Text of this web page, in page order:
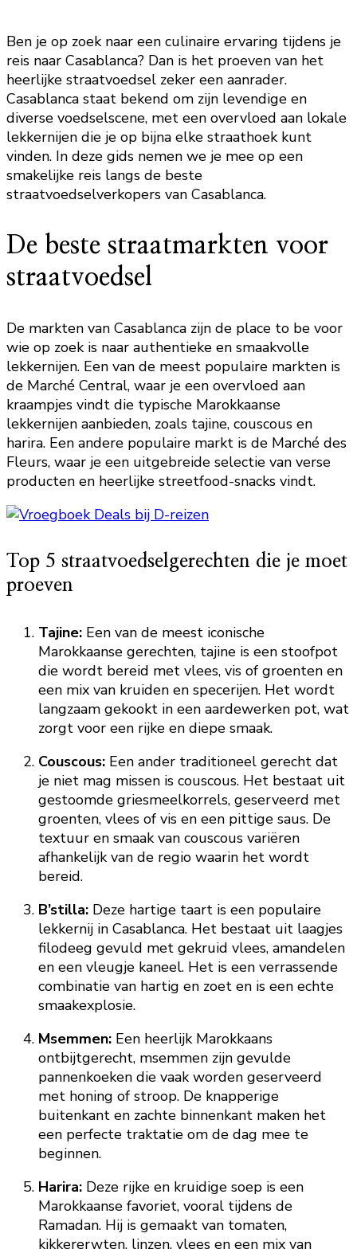
Ben je op zoek naar een culinaire ervaring tijdens je
reis naar Casablanca? Dan is het proeven van het
heerlijke straatvoedsel zeker een aanrader.
Casablanca staat bekend om zijn levendige en
diverse voedselscene, met een overvloed aan lokale
lekkernijen die je op bijna elke straathoek kunt
vinden. In deze gids nemen we je mee op een
smakelijke reis langs de beste
straatvoedselverkopers van Casablanca.
De beste straatmarkten voor
straatvoedsel
De markten van Casablanca zijn de place to be voor
wie op zoek is naar authentieke en smaakvolle
lekkernijen. Een van de meest populaire markten is
de Marché Central, waar je een overvloed aan
kraampjes vindt die typische Marokkaanse
lekkernijen aanbieden, zoals tajine, couscous en
harira. Een andere populaire markt is de Marché des
Fleurs, waar je een uitgebreide selectie van verse
producten en heerlijke streetfood-snacks vindt.
Top 5 straatvoedselgerechten die je moet
proeven
Tajine: Een van de meest iconische
Marokkaanse gerechten, tajine is een stoofpot
die wordt bereid met vlees, vis of groenten en
een mix van kruiden en specerijen. Het wordt
langzaam gekookt in een aardewerken pot, wat
zorgt voor een rijke en diepe smaak.
Couscous: Een ander traditioneel gerecht dat
je niet mag missen is couscous. Het bestaat uit
gestoomde griesmeelkorrels, geserveerd met
groenten, vlees of vis en een pittige saus. De
textuur en smaak van couscous variëren
afhankelijk van de regio waarin het wordt
bereid.
B’stilla: Deze hartige taart is een populaire
lekkernij in Casablanca. Het bestaat uit laagjes
filodeeg gevuld met gekruid vlees, amandelen
en een vleugje kaneel. Het is een verrassende
combinatie van hartig en zoet en is een echte
smaakexplosie.
Msemmen: Een heerlijk Marokkaans
ontbijtgerecht, msemmen zijn gevulde
pannenkoeken die vaak worden geserveerd
met honing of stroop. De knapperige
buitenkant en zachte binnenkant maken het
een perfecte traktatie om de dag mee te
beginnen.
Harira: Deze rijke en kruidige soep is een
Marokkaanse favoriet, vooral tijdens de
Ramadan. Hij is gemaakt van tomaten,
kikkererwten, linzen, vlees en een mix van